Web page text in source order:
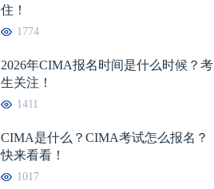
住！
1774
2026年CIMA报名时间是什么时候？考
生关注！
1411
CIMA是什么？CIMA考试怎么报名？
快来看看！
1017